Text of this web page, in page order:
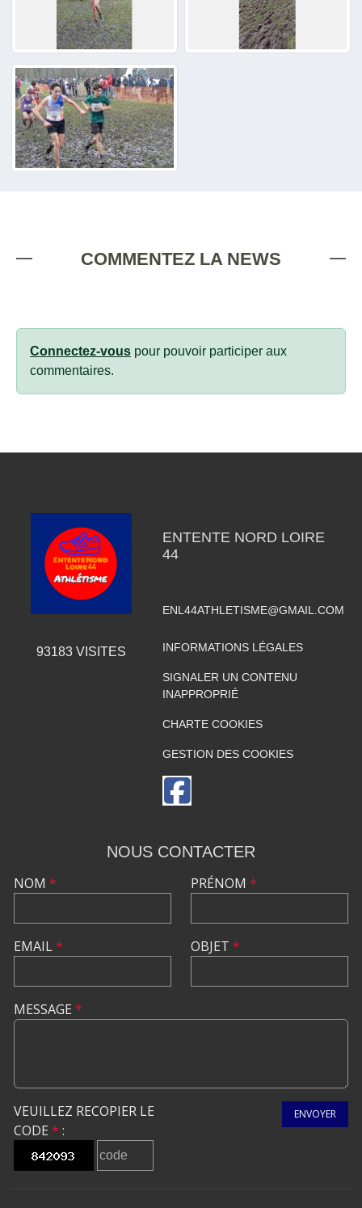
COMMENTEZ LA NEWS
Connectez-vous pour pouvoir participer aux
commentaires.
93183VISITES
ENTENTE NORD LOIRE
44
ENL44ATHLETISME@GMAIL.COM
INFORMATIONS LÉGALES
SIGNALER UN CONTENU
INAPPROPRIÉ
CHARTE COOKIES
GESTION DES COOKIES
NOUS CONTACTER
NOM *
EMAIL*
PRÉNOM *
OBJET *
MESSAGE *
VEUILLEZ RECOPIER LE
CODE * :
ENVOYER